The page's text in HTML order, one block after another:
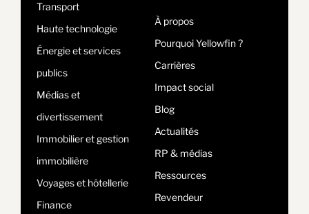
Transport
Haute technologie
Énergie et services
publics
Médias et
divertissement
Immobilier et gestion
immobilière
Voyages et hôtellerie
Finance
À propos
Pourquoi Yellowfin ?
Carrières
Impact social
Blog
Actualités
RP & médias
Ressources
Revendeur